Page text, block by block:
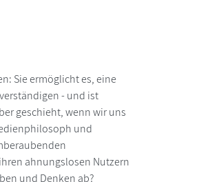
Sie ermöglicht es, eine
- und ist
geschieht, wenn wir uns
und
ahnungslosen Nutzern
und Denken ab?